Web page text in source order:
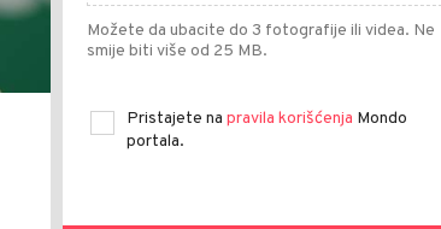
Možete da ubacite do 3 fotografije ili videa. Ne
smije biti više od 25 MB.
Pristajete na pravila korišćenja Mondo
portala.